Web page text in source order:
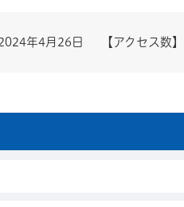
年4月26日 【アクセス数】